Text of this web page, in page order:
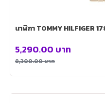
นาฬิกา TOMMY HILFIGER
8,300.00บาท
5,290.00 บาท